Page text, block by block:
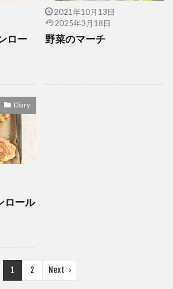
ロー
2021年10月13日
2025年3月18日
野菜のマーチ
Diary
ロール
1 2 Next
バチェラー・ジャパン
パンプキンパイ
ビーガン
ロール
ピースフル
ニングルーティン
ティン
ーニングルーティン
ブラウニー